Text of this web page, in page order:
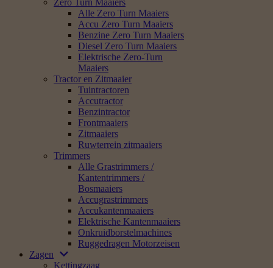
Zero Turn Maaiers
Alle Zero Turn Maaiers
Accu Zero Turn Maaiers
Benzine Zero Turn Maaiers
Diesel Zero Turn Maaiers
Elektrische Zero-Turn
Maaiers
Tractor en Zitmaaier
Tuintractoren
Accutractor
Benzintractor
Frontmaaiers
Zitmaaiers
Ruwterrein zitmaaiers
Trimmers
Alle Grastrimmers /
Kantentrimmers /
Bosmaaiers
Accugrastrimmers
Accukantenmaaiers
Elektrische Kantenmaaiers
Onkruidborstelmachines
Ruggedragen Motorzeisen
Zagen
Kettingzaag